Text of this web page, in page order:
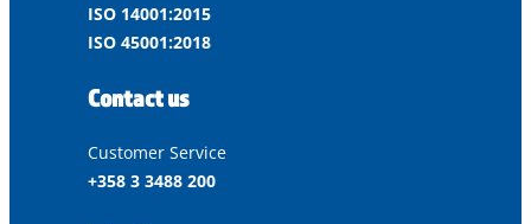
ISO 14001:2015
ISO 45001:2018
Contact us
Customer Service
+358 3 3488 200